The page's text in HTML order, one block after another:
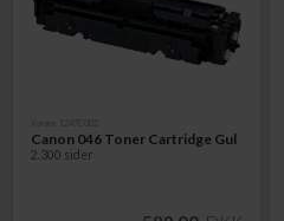
Canon 046 Toner Cartridge Gul
2.300 sider